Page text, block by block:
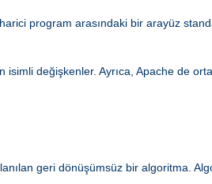
program arasındaki bir arayüz
değişkenler. Ayrıca, Apache de
geri dönüşümsüz bir algoritma.